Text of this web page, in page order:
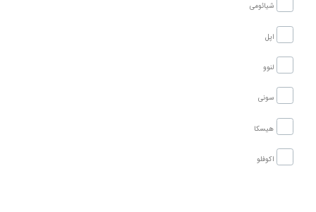
شیائومی
اپل
لنوو
سونی
هیسکا
اکوفلو